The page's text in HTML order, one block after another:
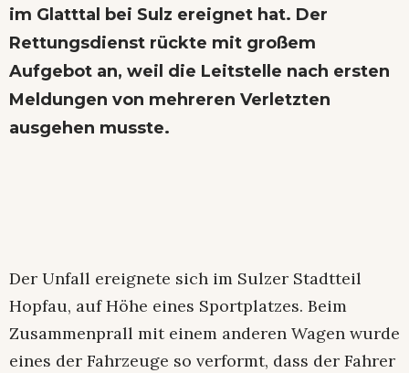
im Glatttal bei Sulz ereignet hat. Der
Rettungsdienst rückte mit großem
Aufgebot an, weil die Leitstelle nach ersten
Meldungen von mehreren Verletzten
ausgehen musste.
Der Unfall ereignete sich im Sulzer Stadtteil
Hopfau, auf Höhe eines Sportplatzes. Beim
Zusammenprall mit einem anderen Wagen wurde
eines der Fahrzeuge so verformt, dass der Fahrer